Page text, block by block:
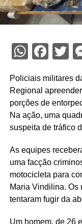
Policiais militares
Regional
porções de
Na ação, uma
suspeita de tráfico
As equipes
uma facção
motocicleta para
Maria Vindilina. Os
tentaram fugir da
Um homem, de 26